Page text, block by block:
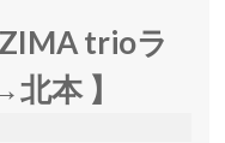
trioラ
本 】